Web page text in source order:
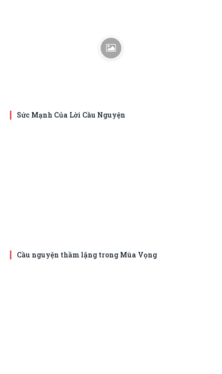
Sức Mạnh Của Lời Cầu Nguyện
Cầu nguyện thầm lặng trong Mùa Vọng